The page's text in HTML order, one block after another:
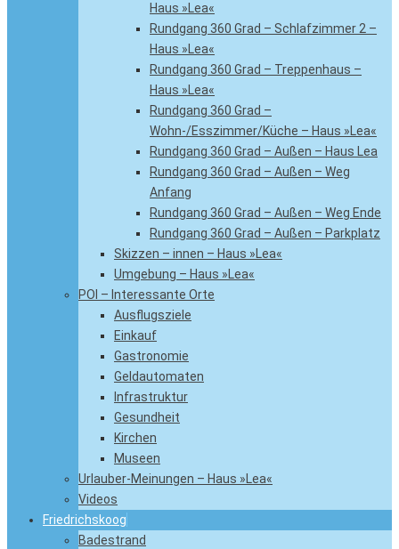
Haus »Lea«
Rundgang 360 Grad – Schlafzimmer 2 –
Haus »Lea«
Rundgang 360 Grad – Treppenhaus –
Haus »Lea«
Rundgang 360 Grad –
Wohn-/Esszimmer/Küche – Haus »Lea«
Rundgang 360 Grad – Außen – Haus Lea
Rundgang 360 Grad – Außen – Weg
Anfang
Rundgang 360 Grad – Außen – Weg Ende
Rundgang 360 Grad – Außen – Parkplatz
Skizzen – innen – Haus »Lea«
Umgebung – Haus »Lea«
POI – Interessante Orte
Ausflugsziele
Einkauf
Gastronomie
Geldautomaten
Infrastruktur
Gesundheit
Kirchen
Museen
Urlauber-Meinungen – Haus »Lea«
Videos
Friedrichskoog
Badestrand